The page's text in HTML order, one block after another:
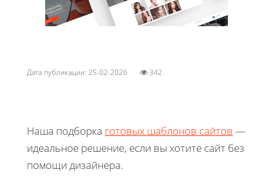
Дата публикации: 25-02-2026 342
Наша подборка готовых шаблонов сайтов —
идеальное решение, если вы хотите сайт без
помощи дизайнера.